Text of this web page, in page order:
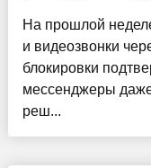
На прошлой
и видеозвонки
блокировки
мессенджеры даже
реш...